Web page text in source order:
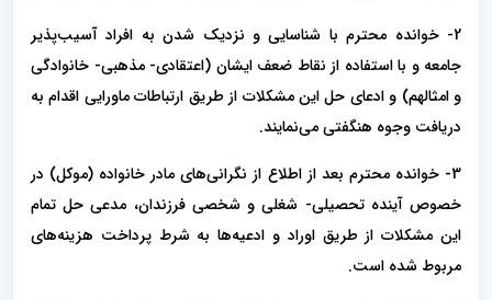
2- خوانده محترم با شناسایی و نزدیک شدن به افراد آسیب‌پذیر
جامعه و با استفاده از نقاط ضعف ایشان (اعتقادی- مذهبی- خانوادگی
و امثالهم) و ادعای حل این مشکلات از طریق ارتباطات ماورایی اقدام به
دریافت وجوه هنگفتی می‌نمایند.
3- خوانده محترم بعد از اطلاع از نگرانی‌های مادر خانواده (موکل) در
خصوص آینده تحصیلی- شغلی و شخصی فرزندان، مدعی حل تمام
این مشکلات از طریق اوراد و ادعیه‌ها به شرط پرداخت هزینه‌های
مربوط شده است.